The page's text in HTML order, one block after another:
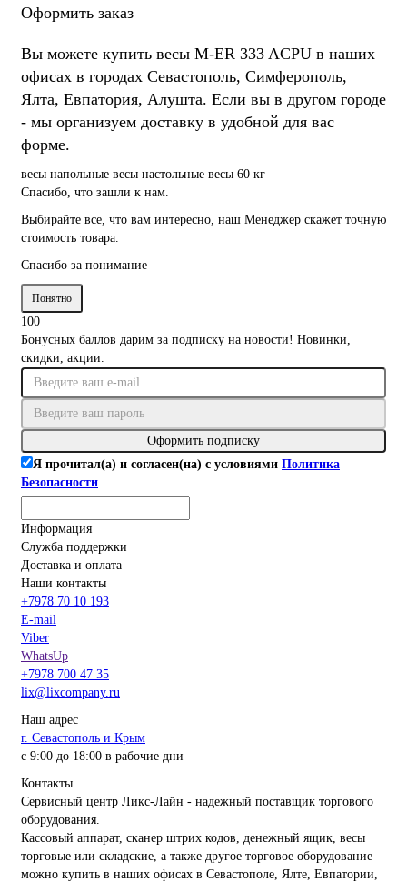
Оформить заказ
Вы можете купить весы M-ER 333 ACPU в наших
офисах в городах Севастополь, Симферополь,
Ялта, Евпатория, Алушта. Если вы в другом городе
- мы организуем доставку в удобной для вас
форме.
весы напольные весы настольные весы 60 кг
Спасибо, что зашли к нам.
Выбирайте все, что вам интересно, наш Менеджер скажет точную
стоимость товара.
Спасибо за понимание
Понятно
100
Бонусных баллов дарим за подписку на новости! Новинки,
скидки, акции.
Оформить подписку
Я прочитал(а) и согласен(на) с условиями Политика
Безопасности
Информация
Служба поддержки
Доставка и оплата
Наши контакты
+7978 70 10 193
E-mail
Viber
WhatsUp
+7978 700 47 35
lix@lixcompany.ru
Наш адрес
г. Севастополь и Крым
с 9:00 до 18:00 в рабочие дни
Контакты
Сервисный центр Ликс-Лайн - надежный поставщик торгового
оборудования.
Кассовый аппарат, сканер штрих кодов, денежный ящик, весы
торговые или складские, а также другое торговое оборудование
можно купить в наших офисах в Севастополе, Ялте, Евпатории,